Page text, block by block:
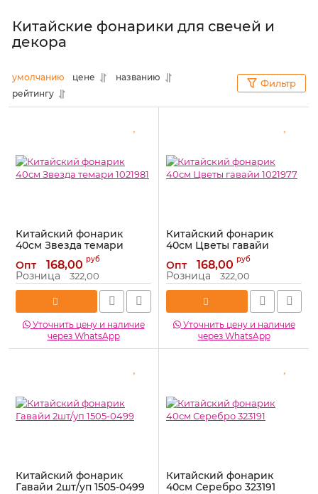
Китайские фонарики для свечей и
декора
умолчанию цене
названию
рейтингу
Фильтр
Китайский фонарик
40см Звезда темари
Артикул: 1021981
Опт 168,00 руб
Розница 322,00
Уточнить цену и наличие
через WhatsApp
Китайский фонарик
40см Цветы гавайи
Артикул: 1021977
Опт 168,00 руб
Розница 322,00
Уточнить цену и наличие
через WhatsApp
Китайский фонарик
Гавайи 2шт/уп 1505-0499
Китайский фонарик
40см Серебро 323191